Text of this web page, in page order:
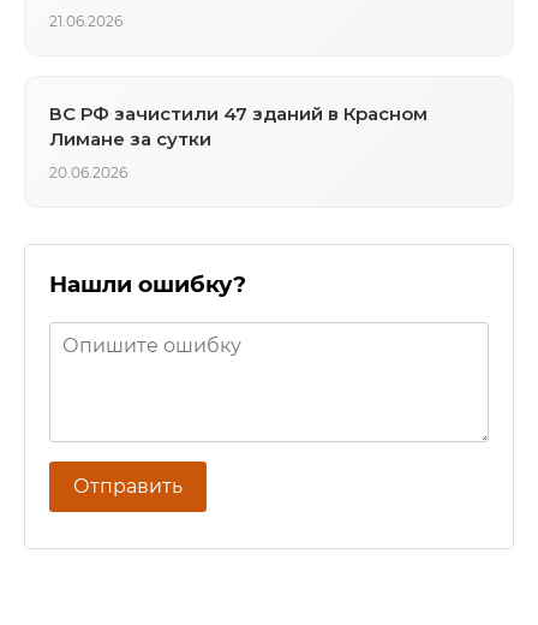
21.06.2026
ВС РФ зачистили 47 зданий в Красном
Лимане за сутки
20.06.2026
Нашли ошибку?
Отправить